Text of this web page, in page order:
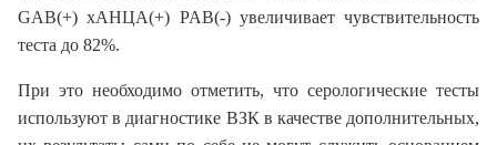
GAB(+) xАНЦА(+) PAB(-) увеличивает чувствительность
теста до 82%.
При это необходимо отметить, что серологические тесты
используют в диагностике ВЗК в качестве дополнительных,